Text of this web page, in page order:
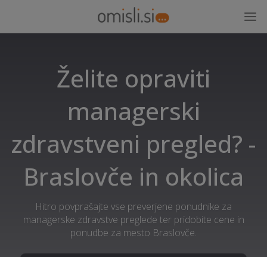
Želite opraviti
managerski
zdravstveni pregled? -
Braslovče in okolica
Hitro povprašajte vse preverjene ponudnike za
managerske zdravstve preglede ter pridobite cene in
ponudbe za mesto Braslovče.